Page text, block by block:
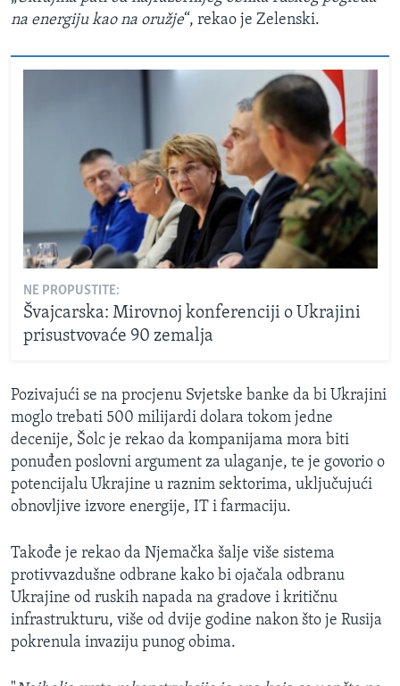
na energiju kao na oružje“, rekao je Zelenski.
NE PROPUSTITE:
Švajcarska: Mirovnoj konferenciji o Ukrajini
prisustvovaće 90 zemalja
Pozivajući se na procjenu Svjetske banke da bi Ukrajini
moglo trebati 500 milijardi dolara tokom jedne
decenije, Šolc je rekao da kompanijama mora biti
ponuđen poslovni argument za ulaganje, te je govorio o
potencijalu Ukrajine u raznim sektorima, uključujući
obnovljive izvore energije, IT i farmaciju.
Takođe je rekao da Njemačka šalje više sistema
protivvazdušne odbrane kako bi ojačala odbranu
Ukrajine od ruskih napada na gradove i kritičnu
infrastrukturu, više od dvije godine nakon što je Rusija
pokrenula invaziju punog obima.